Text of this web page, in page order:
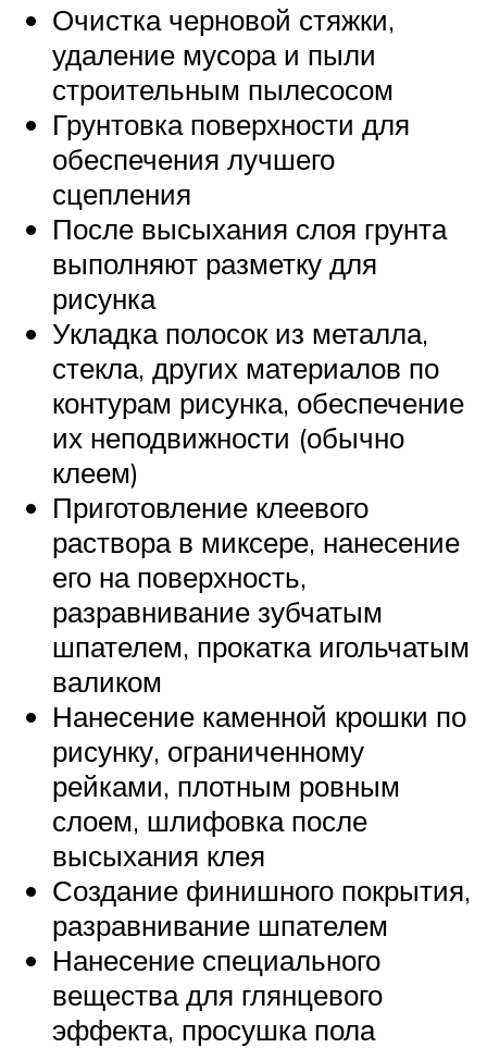
Очистка черновой стяжки,
удаление мусора и пыли
строительным пылесосом
Грунтовка поверхности для
обеспечения лучшего
сцепления
После высыхания слоя грунта
выполняют разметку для
рисунка
Укладка полосок из металла,
стекла, других материалов по
контурам рисунка, обеспечение
их неподвижности (обычно
клеем)
Приготовление клеевого
раствора в миксере, нанесение
его на поверхность,
разравнивание зубчатым
шпателем, прокатка игольчатым
валиком
Нанесение каменной крошки по
рисунку, ограниченному
рейками, плотным ровным
слоем, шлифовка после
высыхания клея
Создание финишного покрытия,
разравнивание шпателем
Нанесение специального
вещества для глянцевого
эффекта, просушка пола